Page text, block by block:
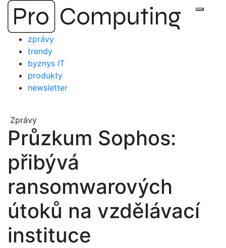
Přejít
obsah
zprávy
trendy
byznys IT
produkty
newsletter
Zprávy
Průzkum Sophos:
přibývá
ransomwarových
útoků na vzdělávací
instituce